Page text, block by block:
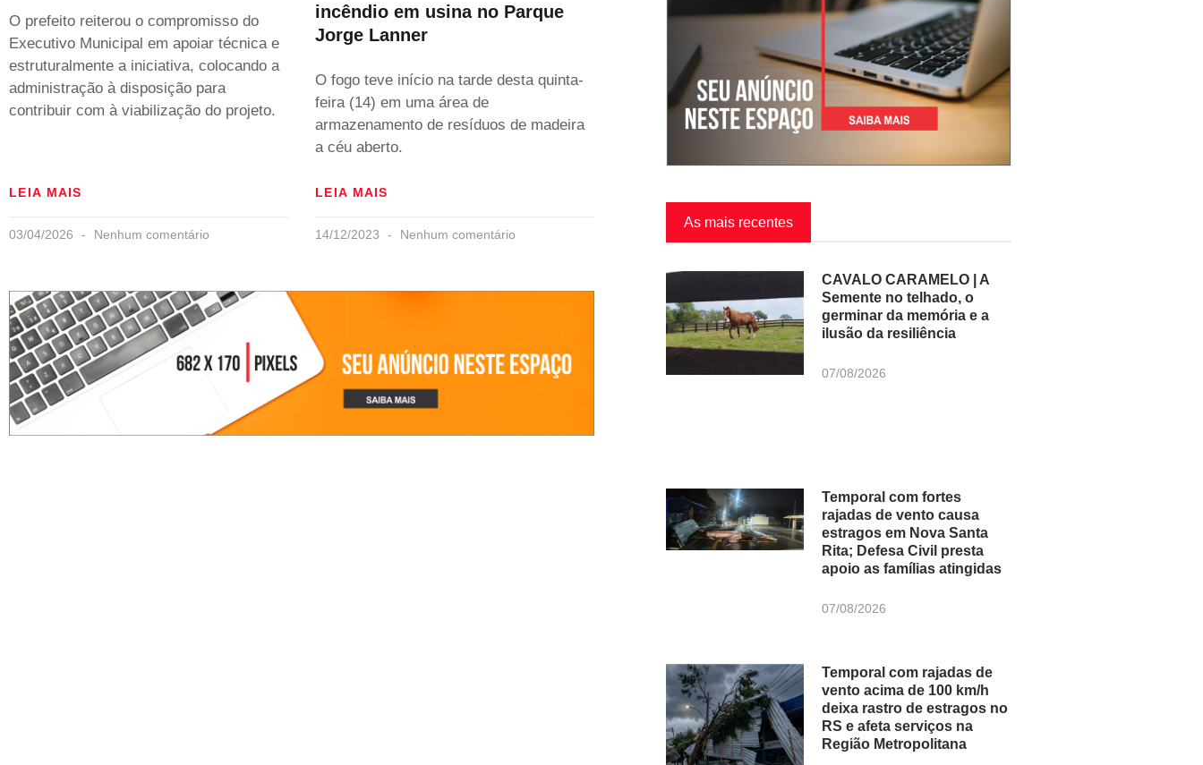
O prefeito reiterou o compromisso do
Executivo Municipal em apoiar técnica e
estruturalmente a iniciativa, colocando a
administração à disposição para
contribuir com à viabilização do projeto.
LEIA MAIS
03/04/2026 Nenhum comentário
incêndio em usina no Parque
Jorge Lanner
O fogo teve início na tarde desta quinta-
feira (14) em uma área de
armazenamento de resíduos de madeira
a céu aberto.
LEIA MAIS
14/12/2023 Nenhum comentário
As mais recentes
CAVALO CARAMELO | A
Semente no telhado, o
germinar da memória e a
ilusão da resiliência
07/08/2026
Temporal com fortes
rajadas de vento causa
estragos em Nova Santa
Rita; Defesa Civil presta
apoio as famílias atingidas
07/08/2026
Temporal com rajadas de
vento acima de 100 km/h
deixa rastro de estragos no
RS e afeta serviços na
Região Metropolitana